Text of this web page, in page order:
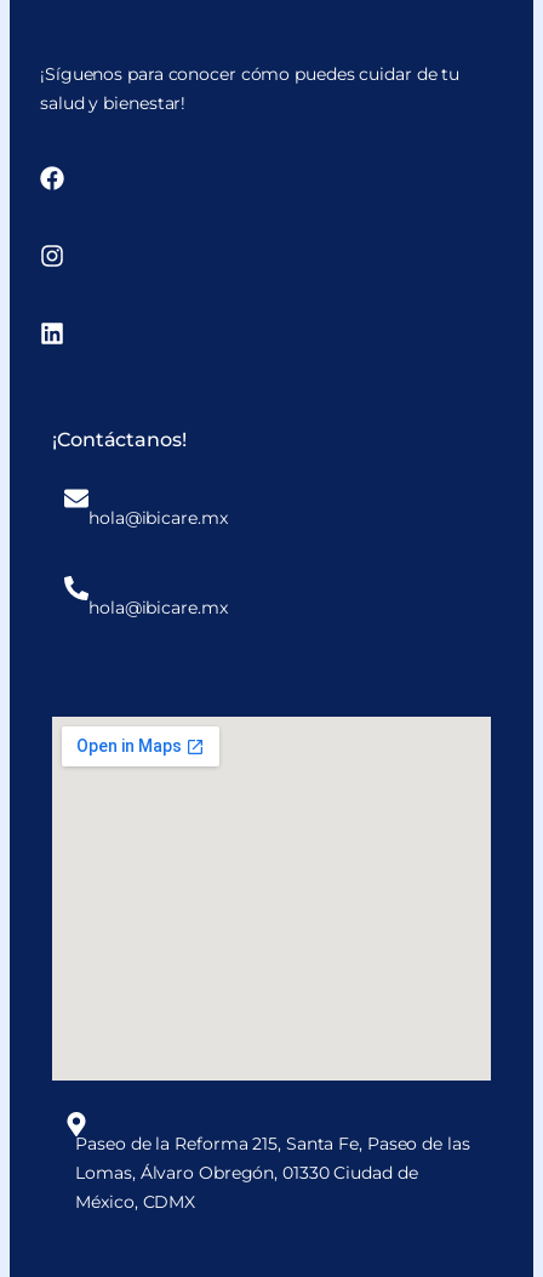
¡Síguenos para conocer cómo puedes cuidar de tu
salud y bienestar!
¡Contáctanos!
hola@ibicare.mx
hola@ibicare.mx
Paseo de la Reforma 215, Santa Fe, Paseo de las
Lomas, Álvaro Obregón, 01330 Ciudad de
México, CDMX